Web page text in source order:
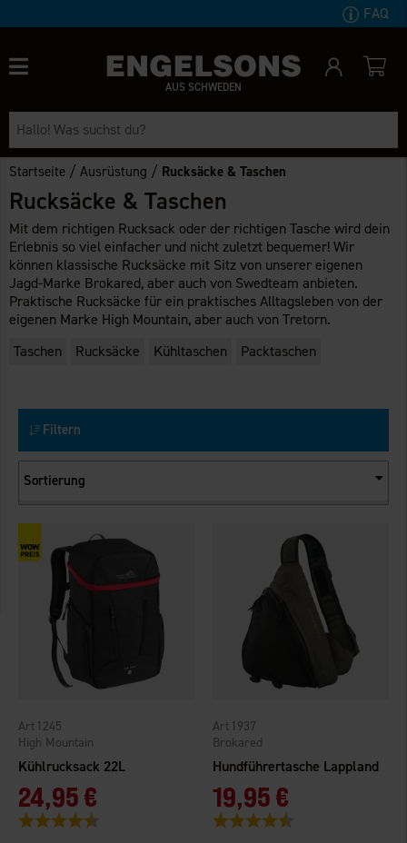
FAQ
AUS SCHWEDEN
Startseite /Ausrüstung / Rucksäcke & Taschen
Rucksäcke & Taschen
Mit dem richtigen Rucksack oder der richtigen Tasche wird dein
Erlebnis so viel einfacher und nicht zuletzt bequemer! Wir
können klassische Rucksäcke mit Sitz von unserer eigenen
Jagd-Marke Brokared, aber auch von Swedteam anbieten.
Praktische Rucksäcke für ein praktisches Alltagsleben von der
eigenen Marke High Mountain, aber auch von Tretorn.
Taschen
Rucksäcke Kühltaschen Packtaschen
Filtern
Sortierung
Kühlrucksack 22L
High Mountain
1245
24,95 €
Bewertung:
Hundführertasche Lappland
Brokared
1937
19,95 €
Bewertung: